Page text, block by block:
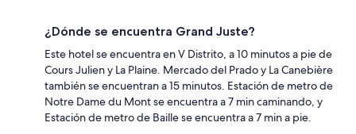
¿Dónde se encuentra Grand Juste?
Este hotel se encuentra en V Distrito, a 10 minutos a pie de
Cours Julien y La Plaine. Mercado del Prado y La Canebière
también se encuentran a 15 minutos. Estación de metro de
Notre Dame du Mont se encuentra a 7 min caminando, y
Estación de metro de Baille se encuentra a 7 min a pie.